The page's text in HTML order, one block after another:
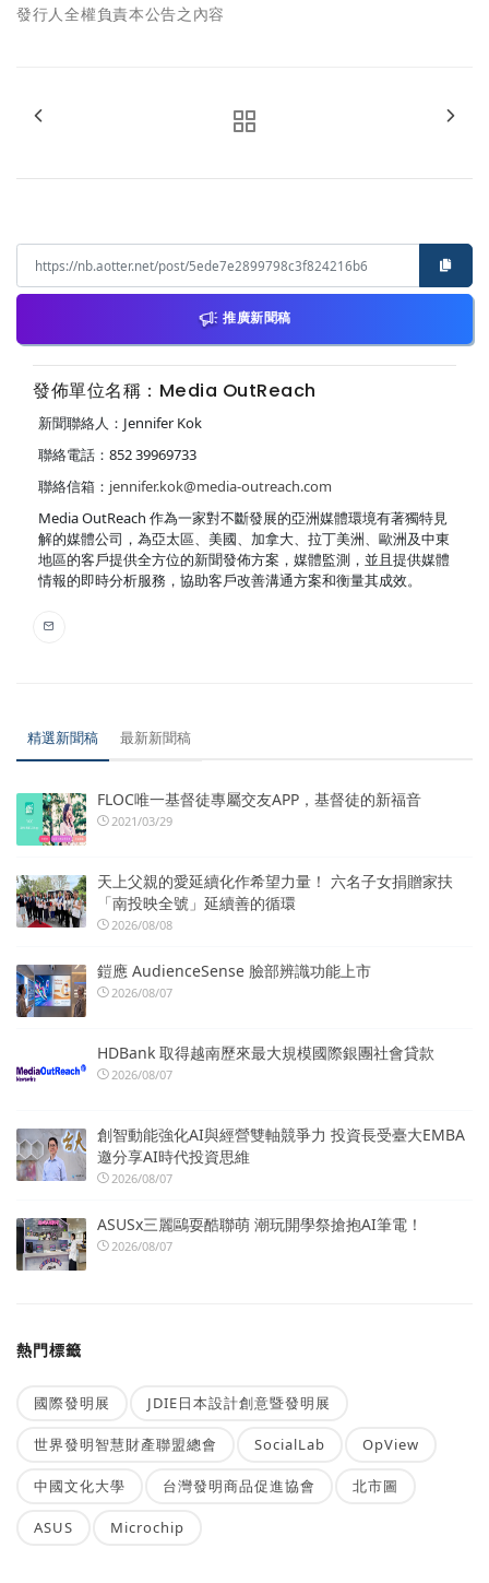
發行人全權負責本公告之內容
推廣新聞稿
發佈單位名稱：Media OutReach
新聞聯絡人：Jennifer Kok
聯絡電話：852 39969733
聯絡信箱： jennifer.kok@media-outreach.com
Media OutReach 作為一家對不斷發展的亞洲媒體環境有著獨特見
解的媒體公司，為亞太區、美國、加拿大、拉丁美洲、歐洲及中東
地區的客戶提供全方位的新聞發佈方案，媒體監測，並且提供媒體
情報的即時分析服務，協助客戶改善溝通方案和衡量其成效。
精選新聞稿 最新新聞稿
FLOC唯一基督徒專屬交友APP，基督徒的新福音
2021/03/29
天上父親的愛延續化作希望力量！ 六名子女捐贈家扶
「南投映全號」延續善的循環
2026/08/08
鎧應 AudienceSense 臉部辨識功能上市
2026/08/07
HDBank 取得越南歷來最大規模國際銀團社會貸款
2026/08/07
創智動能強化AI與經營雙軸競爭力 投資長受臺大EMBA
邀分享AI時代投資思維
2026/08/07
ASUSx三麗鷗耍酷聯萌 潮玩開學祭搶抱AI筆電！
2026/08/07
熱門標籤
國際發明展 JDIE日本設計創意暨發明展
世界發明智慧財產聯盟總會 SocialLab OpView
中國文化大學 台灣發明商品促進協會 北市圖
ASUS Microchip